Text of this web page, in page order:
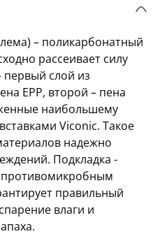
– поликарбонатный
рассеивает силу
первый слой из
EPP, второй – пена
наибольшему
Viconic. Такое
надежно
Подкладка -
правильный
влаги и